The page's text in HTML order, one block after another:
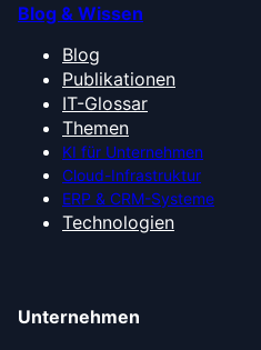
Blog & Wissen
Blog
Publikationen
IT-Glossar
Themen
KI für Unternehmen
Cloud-Infrastruktur
ERP & CRM-Systeme
Technologien
Unternehmen